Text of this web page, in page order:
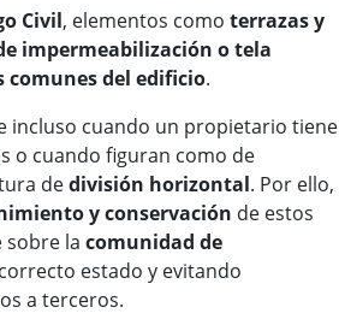
Civil, elementos como terrazas y
impermeabilización o tela
comunes del edificio.
incluso cuando un propietario tiene
o cuando figuran como de
dedivisión horizontal. Por ello,
y conservación de estos
sobre la comunidad de
estado y evitando
a terceros.